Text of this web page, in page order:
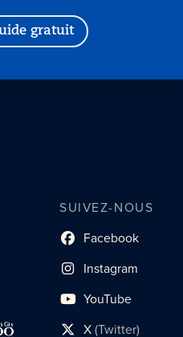
gratuit
SUIVEZ-NOUS
Facebook
lien du profil social
Instagram
lien vers le profil social
YouTube
lien vers le profil social
X(Twitter)